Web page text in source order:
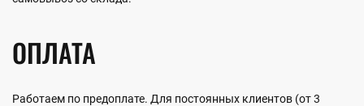
ОПЛАТА
Работаем по предоплате. Для постоянных клиентов (от 3